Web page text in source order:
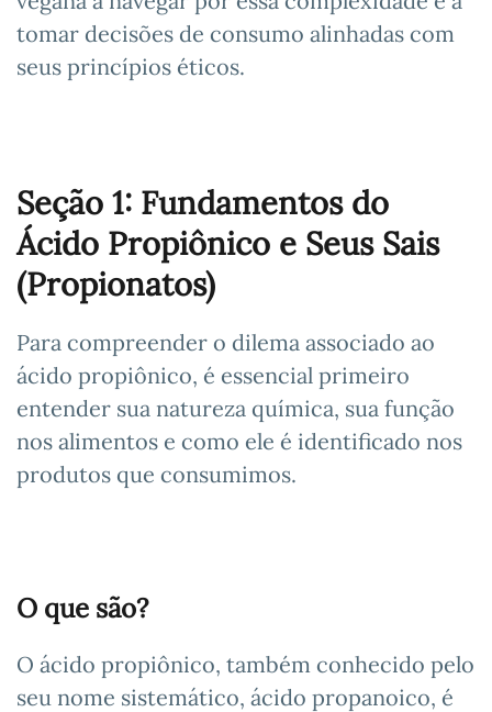
tomar decisões de consumo alinhadas com
seus princípios éticos.
Seção 1: Fundamentos do
Ácido Propiônico e Seus Sais
(Propionatos)
Para compreender o dilema associado ao
ácido propiônico, é essencial primeiro
entender sua natureza química, sua função
nos alimentos e como ele é identificado nos
produtos que consumimos.
O que são?
O ácido propiônico, também conhecido pelo
seu nome sistemático, ácido propanoico, é